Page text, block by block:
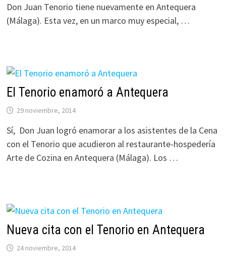
Don Juan Tenorio tiene nuevamente en Antequera
(Málaga). Esta vez, en un marco muy especial, …
El Tenorio enamoró a Antequera
29 noviembre, 2014
Sí, Don Juan logró enamorar a los asistentes de la Cena
con el Tenorio que acudieron al restaurante-hospedería
Arte de Cozina en Antequera (Málaga). Los …
Nueva cita con el Tenorio en Antequera
24 noviembre, 2014